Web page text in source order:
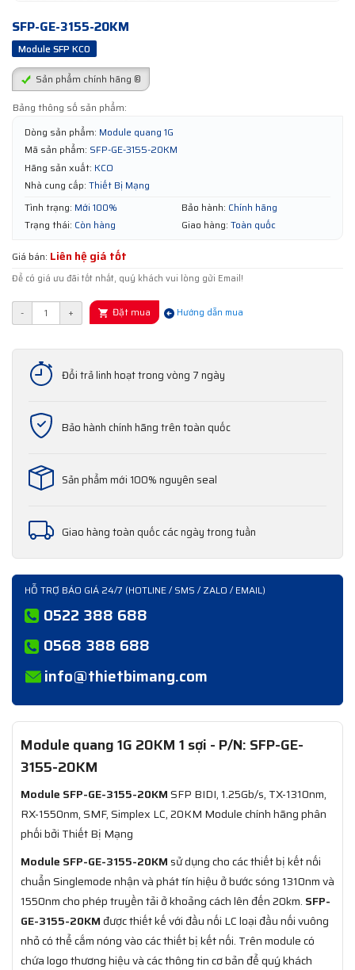
SFP-GE-3155-20KM
Module SFP KCO
Sản phẩm chính hãng ®
Bảng thông số sản phẩm:
Dòng sản phẩm: Module quang 1G
Mã sản phẩm: SFP-GE-3155-20KM
Hãng sản xuất: KCO
Nhà cung cấp: Thiết Bị Mạng
Tình trạng: Mới 100% Bảo hành: Chính hãng
Trạng thái: Còn hàng Giao hàng: Toàn quốc
Giá bán: Liên hệ giá tốt
Để có giá ưu đãi tốt nhất, quý khách vui lòng gửi Email!
- + Đặt mua Hướng dẫn mua
Đổi trả linh hoạt trong vòng 7 ngày
Bảo hành chính hãng trên toàn quốc
Sản phẩm mới 100% nguyên seal
Giao hàng toàn quốc các ngày trong tuần
HỖ TRỢ BÁO GIÁ 24/7 (HOTLINE / SMS / ZALO / EMAIL)
0522 388 688
0568 388 688
info@thietbimang.com
Module quang 1G 20KM 1 sợi - P/N: SFP-GE-
3155-20KM
Module SFP-GE-3155-20KMSFP BIDI, 1.25Gb/s, TX-1310nm,
RX-1550nm, SMF, Simplex LC, 20KM Module chính hãng phân
phối bởi Thiết Bị Mạng
Module SFP-GE-3155-20KMsử dụng cho các thiết bị kết nối
chuẩn Singlemode nhận và phát tín hiệu ở bước sóng 1310nm và
1550nm cho phép truyền tải ở khoảng cách lên đến 20km. SFP-
GE-3155-20KM được thiết kế với đầu nối LC loại đầu nối vuông
nhỏ có thể cắm nóng vào các thiết bị kết nối. Trên module có
chứa logo thương hiệu và các thông tin cơ bản để quý khách